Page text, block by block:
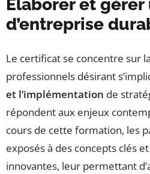
Élaborer et
d’entreprise
Le certificat se concentre sur
professionnels désirant
et l’implémentation de
répondent aux enjeux
cours de cette formation, les
exposés à des concepts clés
innovantes, leur permettant